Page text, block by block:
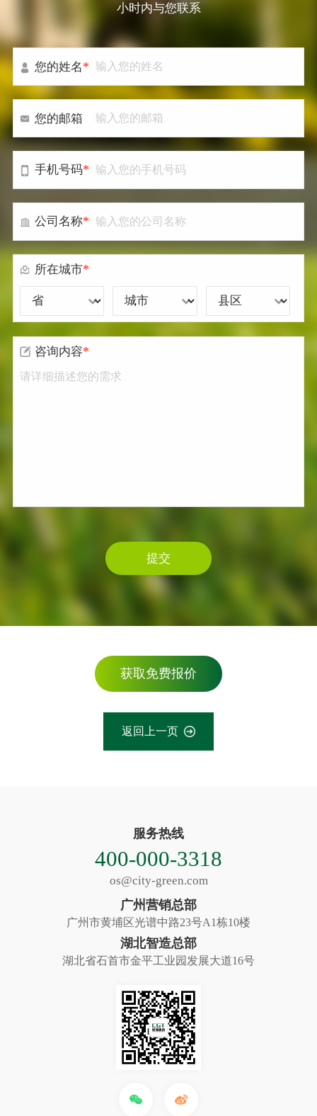
小时内与您联系
您的姓名*
您的邮箱
手机号码*
公司名称*
所在城市*
咨询内容*
提交
获取免费报价
返回上一页
服务热线
400-000-3318
os@city-green.com
广州营销总部
广州市黄埔区光谱中路23号A1栋10楼
湖北智造总部
湖北省石首市金平工业园发展大道16号